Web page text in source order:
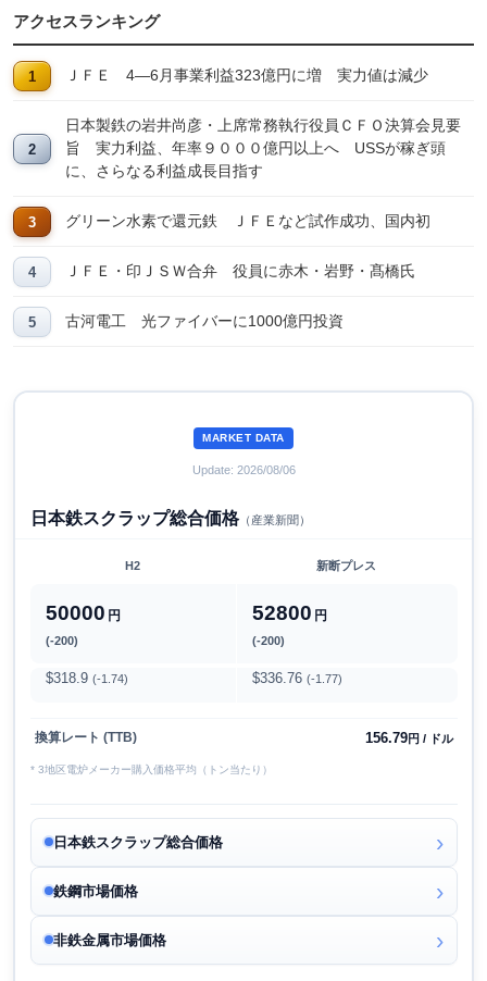
アクセスランキング
ＪＦＥ 4―6月事業利益323億円に増 実力値は減少
日本製鉄の岩井尚彦・上席常務執行役員ＣＦＯ決算会見要
旨 実力利益、年率９０００億円以上へ USSが稼ぎ頭
に、さらなる利益成長目指す
グリーン水素で還元鉄 ＪＦＥなど試作成功、国内初
ＪＦＥ・印ＪＳＷ合弁 役員に赤木・岩野・髙橋氏
古河電工 光ファイバーに1000億円投資
MARKET DATA
Update: 2026/08/06
日本鉄スクラップ総合価格（産業新聞）
H2 新断プレス
50000 円
(-200)
52800 円
(-200)
$318.9 (-1.74) $336.76 (-1.77)
換算レート (TTB) 156.79円 / ドル
* 3地区電炉メーカー購入価格平均（トン当たり）
日本鉄スクラップ総合価格
鉄鋼市場価格
非鉄金属市場価格